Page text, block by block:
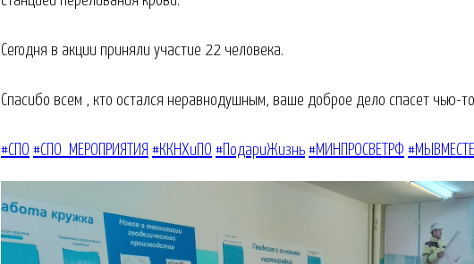
Сегодня в акции приняли участие 22 человека.
Спасибо всем , кто остался неравнодушным, ваше доброе дело спасет чью-
#СПО #СПО_МЕРОПРИЯТИЯ #ККНХиПО #ПодариЖизнь #МИНПРОСВЕТРФ #МЫВМЕСТЕ